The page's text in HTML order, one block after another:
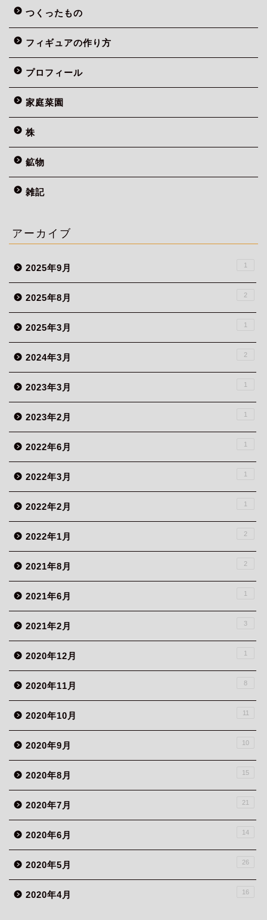
つくったもの
フィギュアの作り方
プロフィール
家庭菜園
株
鉱物
雑記
アーカイブ
2025年9月 1
2025年8月 2
2025年3月 1
2024年3月 2
2023年3月 1
2023年2月 1
2022年6月 1
2022年3月 1
2022年2月 1
2022年1月 2
2021年8月 2
2021年6月 1
2021年2月 3
2020年12月 1
2020年11月 8
2020年10月 11
2020年9月 10
2020年8月 15
2020年7月 21
2020年6月 14
2020年5月 26
2020年4月 16